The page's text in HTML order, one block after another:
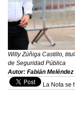
Willy Zúñiga Castillo,
de Seguridad Pública
Autor: Fabián Meléndez
La Nota se